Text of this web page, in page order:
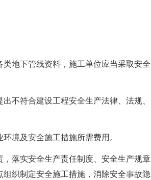
地下管线资料，施工单位应当采取安全
符合建设工程安全生产法律、法规、
境及安全施工措施所需费用。
落实安全生产责任制度、安全生产规章
织制定安全施工措施，消除安全事故隐